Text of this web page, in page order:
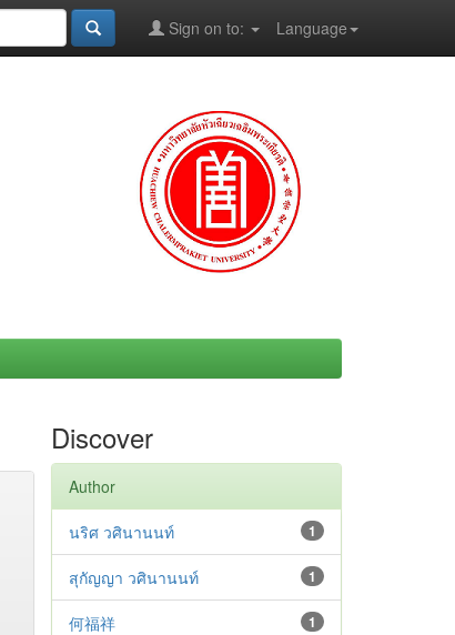
Language
Sign on to:
Discover
Author
1
นริศ วศินานนท์
1
สุกัญญา วศินานนท์
1
何福祥